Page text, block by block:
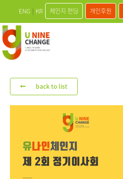
ENG | KR 체인지 펀딩 개인후원
back to list